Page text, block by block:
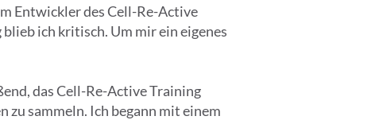
Entwickler des Cell-Re-Active
ich kritisch. Um mir ein eigenes
das Cell-Re-Active Training
sammeln. Ich begann mit einem